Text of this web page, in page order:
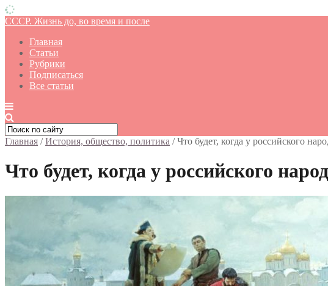
СССР. Жизнь до, во время и после
Главная
Статьи
Рубрики
Подписаться
Все статьи
Главная /История, общество, политика /Что будет, когда у российского
Что будет, когда у российского